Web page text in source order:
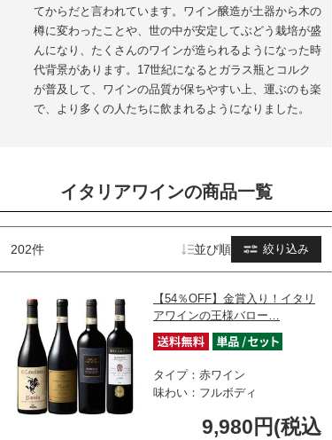
てからだと言われています。ワイン醸造が土器から木の
樽に変わったことや、世の中が安定してぶどう栽培が盛
んになり、たくさんのワインが造られるようになった時
代背景があります。17世紀になるとガラス瓶とコルク
が普及して、ワインの品質が保ちやすい上、運ぶのも楽
で、より多くの人たちに飲まれるようになりました。
イタリアワインの商品一覧
202件 絞り込み
並び順
【54％OFF】金賞入り！イタリ
アワインの王様バロー…
タイプ：赤ワイン
味わい：フルボディ
9,980円(税込